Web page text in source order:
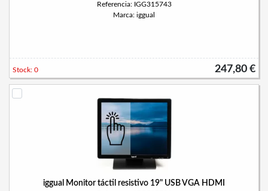
Referencia: IGG315743
Marca: iggual
247,80 €
Stock: 0
iggual Monitor táctil resistivo 19" USB VGA HDMI